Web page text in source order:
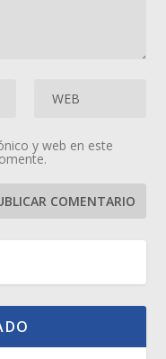
y web en este